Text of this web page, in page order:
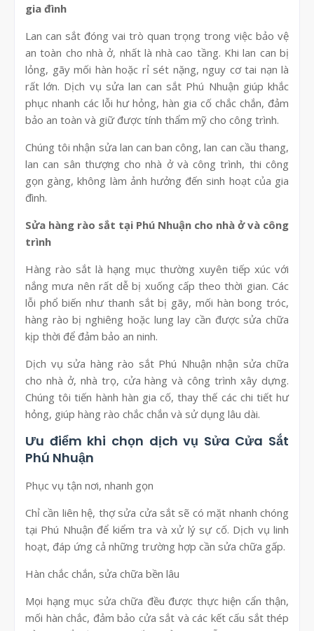
gia đình
Lan can sắt đóng vai trò quan trọng trong việc bảo vệ
an toàn cho nhà ở, nhất là nhà cao tầng. Khi lan can bị
lỏng, gãy mối hàn hoặc rỉ sét nặng, nguy cơ tai nạn là
rất lớn. Dịch vụ sửa lan can sắt Phú Nhuận giúp khắc
phục nhanh các lỗi hư hỏng, hàn gia cố chắc chắn, đảm
bảo an toàn và giữ được tính thẩm mỹ cho công trình.
Chúng tôi nhận sửa lan can ban công, lan can cầu thang,
lan can sân thượng cho nhà ở và công trình, thi công
gọn gàng, không làm ảnh hưởng đến sinh hoạt của gia
đình.
Sửa hàng rào sắt tại Phú Nhuận cho nhà ở và công
trình
Hàng rào sắt là hạng mục thường xuyên tiếp xúc với
nắng mưa nên rất dễ bị xuống cấp theo thời gian. Các
lỗi phổ biến như thanh sắt bị gãy, mối hàn bong tróc,
hàng rào bị nghiêng hoặc lung lay cần được sửa chữa
kịp thời để đảm bảo an ninh.
Dịch vụ sửa hàng rào sắt Phú Nhuận nhận sửa chữa
cho nhà ở, nhà trọ, cửa hàng và công trình xây dựng.
Chúng tôi tiến hành hàn gia cố, thay thế các chi tiết hư
hỏng, giúp hàng rào chắc chắn và sử dụng lâu dài.
Ưu điểm khi chọn dịch vụ Sửa Cửa Sắt
Phú Nhuận
Phục vụ tận nơi, nhanh gọn
Chỉ cần liên hệ, thợ sửa cửa sắt sẽ có mặt nhanh chóng
tại Phú Nhuận để kiểm tra và xử lý sự cố. Dịch vụ linh
hoạt, đáp ứng cả những trường hợp cần sửa chữa gấp.
Hàn chắc chắn, sửa chữa bền lâu
Mọi hạng mục sửa chữa đều được thực hiện cẩn thận,
mối hàn chắc, đảm bảo cửa sắt và các kết cấu sắt thép